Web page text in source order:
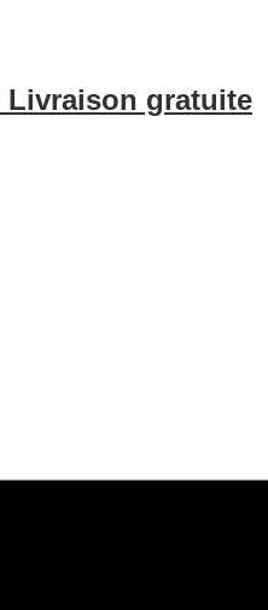
Livraison gratuite